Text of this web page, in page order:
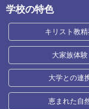
学校の特色
キリスト教
大家族体験
大学との連
恵まれた自